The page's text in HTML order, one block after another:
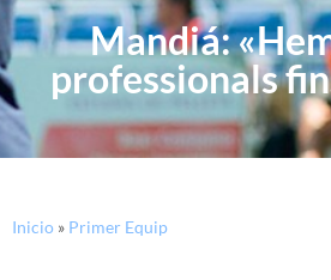
Mandiá:
professionals
Inicio » Primer Equip